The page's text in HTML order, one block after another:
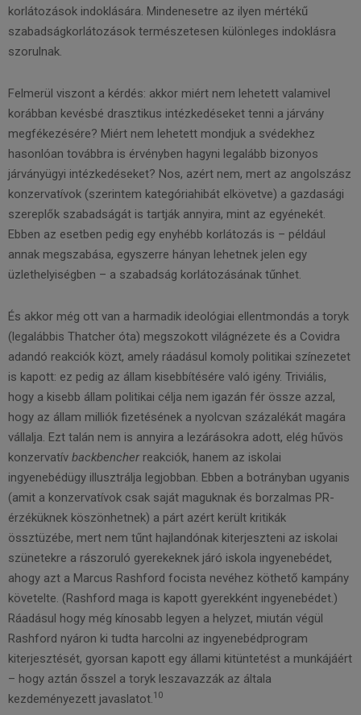
korlátozások indoklására. Mindenesetre az ilyen mértékű
szabadságkorlátozások természetesen különleges indoklásra
szorulnak.
Felmerül viszont a kérdés: akkor miért nem lehetett valamivel
korábban kevésbé drasztikus intézkedéseket tenni a járvány
megfékezésére? Miért nem lehetett mondjuk a svédekhez
hasonlóan továbbra is érvényben hagyni legalább bizonyos
járványügyi intézkedéseket? Nos, azért nem, mert az angolszász
konzervatívok (szerintem kategóriahibát elkövetve) a gazdasági
szereplők szabadságát is tartják annyira, mint az egyénekét.
Ebben az esetben pedig egy enyhébb korlátozás is – például
annak megszabása, egyszerre hányan lehetnek jelen egy
üzlethelyiségben – a szabadság korlátozásának tűnhet.
És akkor még ott van a harmadik ideológiai ellentmondás a toryk
(legalábbis Thatcher óta) megszokott világnézete és a Covidra
adandó reakciók közt, amely ráadásul komoly politikai színezetet
is kapott: ez pedig az állam kisebbítésére való igény. Triviális,
hogy a kisebb állam politikai célja nem igazán fér össze azzal,
hogy az állam milliók fizetésének a nyolcvan százalékát magára
vállalja. Ezt talán nem is annyira a lezárásokra adott, elég hűvös
konzervatív backbencher reakciók, hanem az iskolai
ingyenebédügy illusztrálja legjobban. Ebben a botrányban ugyanis
(amit a konzervatívok csak saját maguknak és borzalmas PR­-
érzéküknek köszönhetnek) a párt azért került kritikák
össztüzébe, mert nem tűnt hajlandónak kiterjeszteni az iskolai
szünetekre a rászoruló gyerekeknek járó iskola ingyenebédet,
ahogy azt a Marcus Rashford focista nevéhez köthető kampány
követelte. (Rashford maga is kapott gyerekként ingyenebédet.)
Ráadásul hogy még kínosabb legyen a helyzet, miután végül
Rashford nyáron ki tudta harcolni az ingyenebédprogram
kiterjesztését, gyorsan kapott egy állami kitüntetést a munkájáért
– hogy aztán ősszel a toryk leszavazzák az általa
kezdeményezett javaslatot.10